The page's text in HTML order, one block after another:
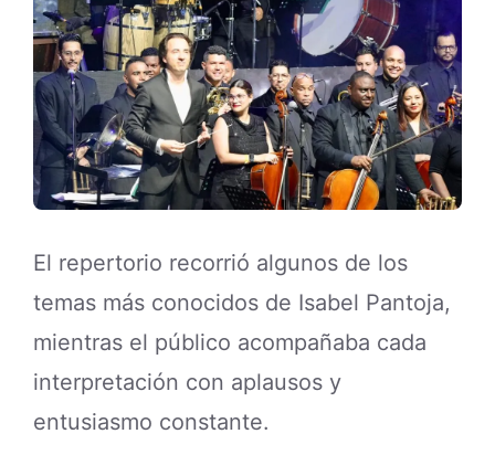
El repertorio recorrió algunos de los
temas más conocidos de Isabel Pantoja,
mientras el público acompañaba cada
interpretación con aplausos y
entusiasmo constante.